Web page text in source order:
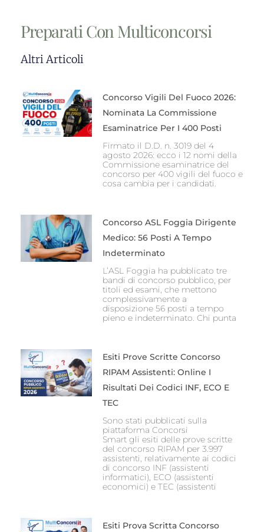
Preparati Con Multiconcorsi
Altri Articoli
Concorso Vigili Del Fuoco 2026:
Nominata La Commissione
Esaminatrice Per I 400 Posti
Firmato il D.D. n. 3019 del 4
agosto 2026: ecco i 12 nomi della
Commissione esaminatrice del
concorso per 400 vigili del fuoco e
cosa cambia per i candidati.
Concorso ASL Foggia Dirigente
Medico: 56 Posti A Tempo
Indeterminato
L’ASL Foggia ha pubblicato tre
bandi di concorso pubblico, per
titoli ed esami, che mettono
complessivamente a
disposizione 56 posti a tempo
pieno e indeterminato. Chi punta
Esiti Prove Scritte Concorso
RIPAM Assistenti: Online I
Risultati Dei Codici INF, ECO E
TEC
Sono stati pubblicati sulla
piattaforma Concorsi
Smart gli esiti delle prove scritte
del concorso RIPAM per 3.997
assistenti, relativamente ai codici
di concorso INF (assistenti
informatici), ECO (assistenti
economici) e TEC (assistenti
Esiti Prova Scritta Concorso